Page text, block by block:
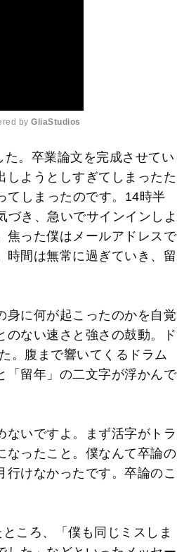
M
u
t
e
by GliaStudios
。卒業論文を完成させてい
しようとしすぎてしまったた
てしまったのです。14時半
き、急いでサインインしよ
焦った僕はメールアドレスで
時間は無常に過ぎていき、留
に何が起こったのかを自覚
のない速さと強さの鼓動。ド
。腹まで響いてくるドラム
「留年」の二文字が浮かんで
いですよ。まず活字がトラ
なったこと。僕なんて卒論の
けなかったです。卒論のこ
ころ、「僕も同じミスしま